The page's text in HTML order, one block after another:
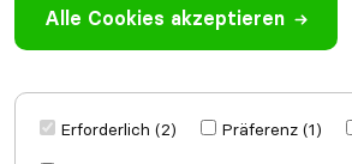
Alle Cookies akzeptieren
Erforderlich (2) Präferenz (1)